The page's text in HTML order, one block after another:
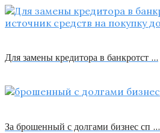
Для замены кредитора в банкротст …
За брошенный с долгами бизнес сп …